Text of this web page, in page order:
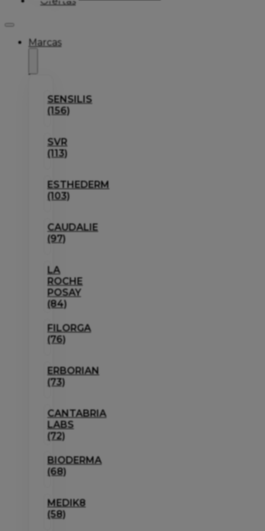
Marcas
SENSILIS
(156)
SVR
(113)
ESTHEDERM
(103)
CAUDALIE
(97)
LA
ROCHE
POSAY
(84)
FILORGA
(76)
ERBORIAN
(73)
CANTABRIA
LABS
(72)
BIODERMA
(68)
MEDIK8
(58)